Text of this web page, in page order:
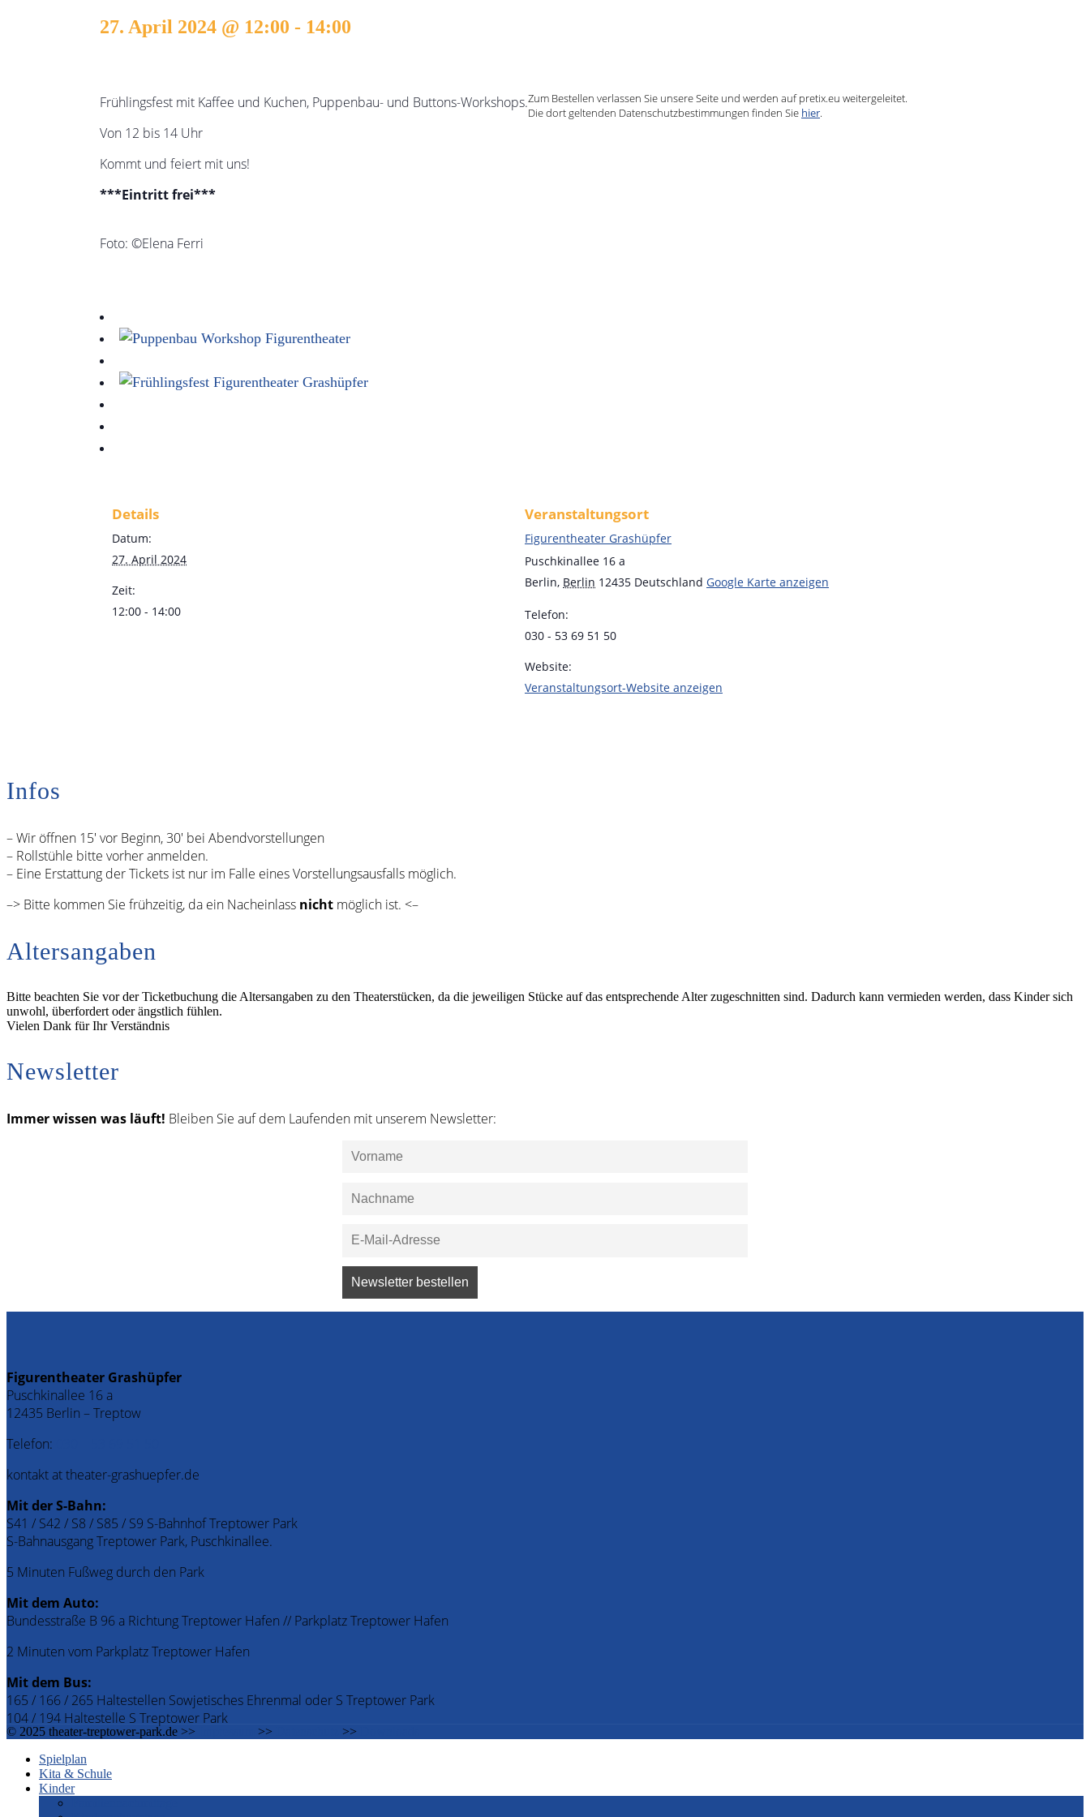
27. April 2024 @ 12:00 - 14:00
Frühlingsfest mit Kaffee und Kuchen, Puppenbau- und Buttons-Workshops.
Von 12 bis 14 Uhr
Kommt und feiert mit uns!
***Eintritt frei***
Foto: ©Elena Ferri
Zum Bestellen verlassen Sie unsere Seite und werden auf pretix.eu weitergeleitet.
Die dort geltenden Datenschutzbestimmungen finden Sie hier.
Details
Datum:
27. April 2024
Zeit:
12:00 - 14:00
Veranstaltungsort
Figurentheater Grashüpfer
Puschkinallee 16 a
Berlin, Berlin 12435 Deutschland Google Karte anzeigen
Telefon:
030 - 53 69 51 50
Website:
Veranstaltungsort-Website anzeigen
Infos
– Wir öffnen 15′ vor Beginn, 30′ bei Abendvorstellungen
– Rollstühle bitte vorher anmelden.
– Eine Erstattung der Tickets ist nur im Falle eines Vorstellungsausfalls möglich.
–> Bitte kommen Sie frühzeitig, da ein Nacheinlass nicht möglich ist. <–
Altersangaben
Bitte beachten Sie vor der Ticketbuchung die Altersangaben zu den Theaterstücken, da die jeweiligen Stücke auf das entsprechende Alter zugeschnitten sind. Dadurch kann vermieden werden, dass Kinder sich
unwohl, überfordert oder ängstlich fühlen.
Vielen Dank für Ihr Verständnis
Newsletter
Immer wissen was läuft! Bleiben Sie auf dem Laufenden mit unserem Newsletter:
Figurentheater Grashüpfer
Puschkinallee 16 a
12435 Berlin – Treptow
Telefon:
kontakt at theater-grashuepfer.de
Mit der S-Bahn:
S41 / S42 / S8 / S85 / S9 S-Bahnhof Treptower Park
S-Bahnausgang Treptower Park, Puschkinallee.
5 Minuten Fußweg durch den Park
Mit dem Auto:
Bundesstraße B 96 a Richtung Treptower Hafen // Parkplatz Treptower Hafen
2 Minuten vom Parkplatz Treptower Hafen
Mit dem Bus:
165 / 166 / 265 Haltestellen Sowjetisches Ehrenmal oder S Treptower Park
104 / 194 Haltestelle S Treptower Park
© 2025 theater-treptower-park.de >> >> >>
Spielplan
Kita & Schule
Kinder